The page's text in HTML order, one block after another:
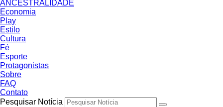
ANCESTRALIDADE
Economia
Play
Estilo
Cultura
Fé
Esporte
Protagonistas
Sobre
FAQ
Contato
Pesquisar Notícia